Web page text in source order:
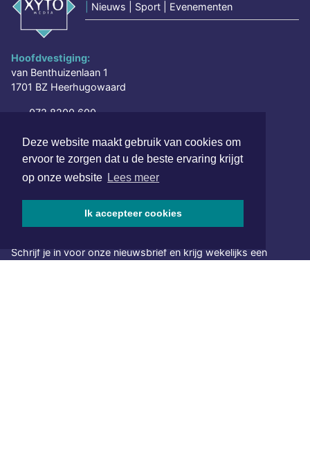
Deze website maakt gebruik van cookies om
ervoor te zorgen dat u de beste ervaring krijgt
op onze website Lees meer
Ik accepteer cookies
Nieuws | Sport | Evenementen
Hoofdvestiging:
van Benthuizenlaan 1
1701 BZ Heerhugowaard
072 8200 600
www.xyto.nl
SOCIAL MEDIA
NIEUWSBRIEF AANMELDEN
Schrijf je in voor onze nieuwsbrief en krijg wekelijks een